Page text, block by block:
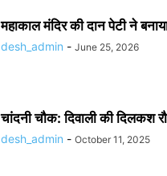
महाकाल मंदिर की दान पेटी ने
desh_admin - June 25, 2026
चांदनी चौक: दिवाली की दिलकश
desh_admin - October 11, 2025